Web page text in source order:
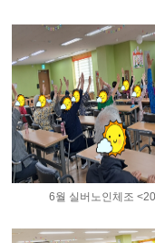
6월 실버노인체조